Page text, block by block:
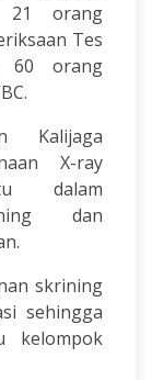
21 orang
Tes
60 orang
Kalijaga
X-ray
dalam
dan
skrining
sehingga
kelompok